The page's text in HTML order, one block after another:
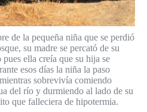
de la pequeña niña que se perdió
su madre se percató de su
ella creía que su hija se
esos días la niña la paso
mientras sobrevivía comiendo
del río y durmiendo al lado de su
que falleciera de hipotermia.